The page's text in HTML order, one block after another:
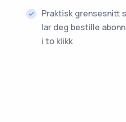
Praktisk grensesnitt
lar deg bestille
i to klikk